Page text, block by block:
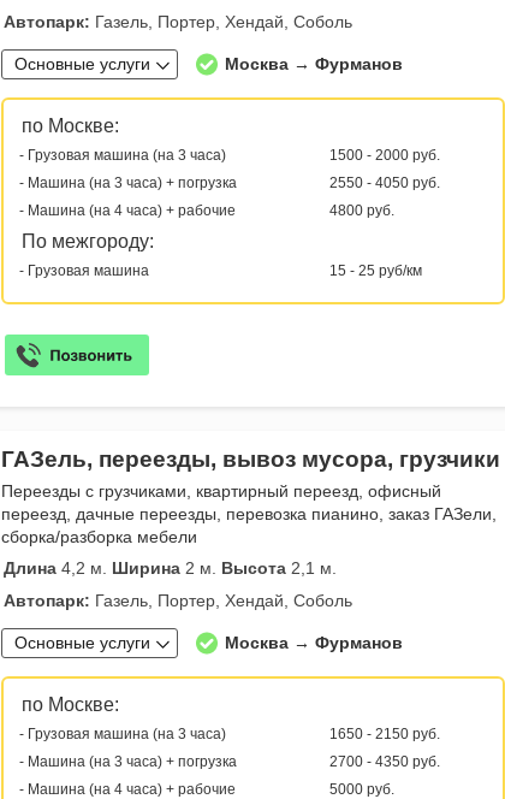
Автопарк: Газель, Портер, Хендай, Соболь
Основные услуги Москва → Фурманов
по Москве:
- Грузовая машина (на 3 часа)
1500 - 2000 руб.
- Машина (на 3 часа) + погрузка
2550 - 4050 руб.
- Машина (на 4 часа) + рабочие
4800 руб.
По межгороду:
- Грузовая машина 15 - 25 руб/км
ГАЗель, переезды, вывоз мусора, грузчики
Переезды с грузчиками, квартирный переезд, офисный
переезд, дачные переезды, перевозка пианино, заказ ГАЗели,
сборка/разборка мебели
Длина 4,2 м. Ширина 2 м. Высота 2,1 м.
Автопарк: Газель, Портер, Хендай, Соболь
Основные услуги Москва → Фурманов
по Москве:
- Грузовая машина (на 3 часа)
1650 - 2150 руб.
- Машина (на 3 часа) + погрузка
2700 - 4350 руб.
- Машина (на 4 часа) + рабочие
5000 руб.